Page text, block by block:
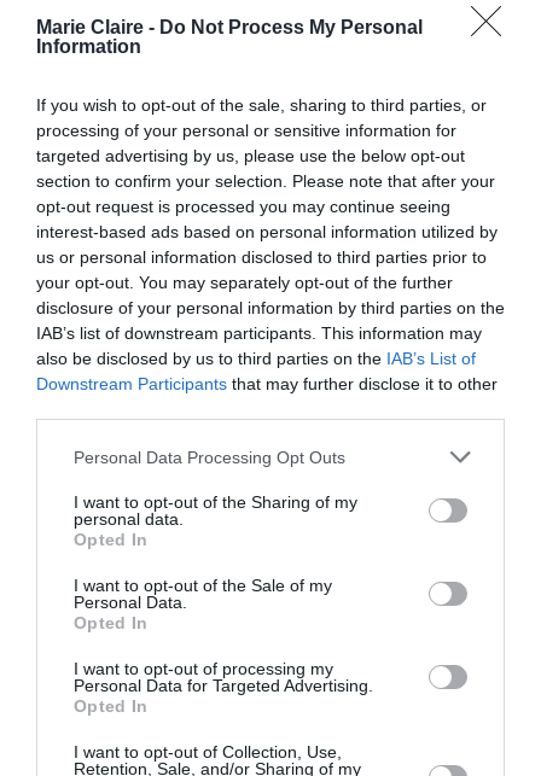
Marie Claire - Do Not Process My Personal
Information
If you wish to opt-out of the sale, sharing to third parties, or
processing of your personal or sensitive information for
targeted advertising by us, please use the below opt-out
section to confirm your selection. Please note that after your
opt-out request is processed you may continue seeing
interest-based ads based on personal information utilized by
us or personal information disclosed to third parties prior to
your opt-out. You may separately opt-out of the further
disclosure of your personal information by third parties on the
IAB’s list of downstream participants. This information may
also be disclosed by us to third parties on the IAB’s List of
Downstream Participants that may further disclose it to other
Personal Data Processing Opt Outs
I want to opt-out of the Sharing of my
personal data.
Opted In
I want to opt-out of the Sale of my
Personal Data.
Opted In
I want to opt-out of processing my
Personal Data for Targeted Advertising.
Opted In
I want to opt-out of Collection, Use,
Retention, Sale, and/or Sharing of my
καταλάβουν το μέγεθός του».
Από πού αντλεί δύναμη μια γυναίκα 21 ετών
που μαθαίνει ότι έχει Σύνδρομο Δύσκαμπτου
Ανθρώπου και αναγκάζεται να βάλει το
αμαξίδιο στη ζωή της; Πώς ξυπνά εκείνη την
ημέρα που το συνειδητοποιεί για πρώτη
φορά;
«Αρχικά, επειδή ήμουν για αρκετό διάστημα στο
νοσοκομείο, κατανοούσα πού βρισκόμουν και
τη ζωή μου, επειδή ήμουν σε μονάδα τεχνητού
νεφρού για πλασμαφαιρέσεις. Έλεγα, η
ιδανική κατάσταση είναι να φύγω από το
κρεβάτι. Για μένα ήταν τεράστιο επίτευγμα ότι
μπόρεσα να καθίσω στο αμαξίδιο.
Κατόπιν αναρωτήθηκα πώς θα μπορούσα να
σηκωθώ από το αμαξίδιο. Άρχισα να περπατάω
με ψηλούς νάρθηκες, κάτι σαν εκείνους με τους